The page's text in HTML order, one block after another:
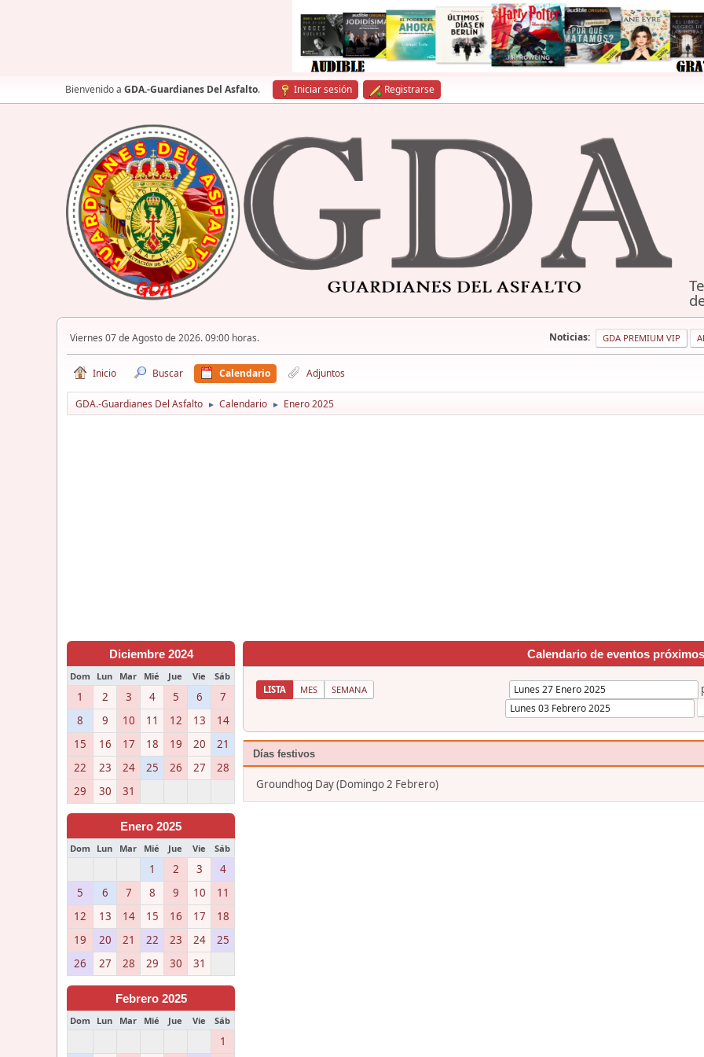
Bienvenido a GDA.-Guardianes Del Asfalto. Iniciar sesión Registrarse
Viernes 07 de Agosto de 2026. 09:00 horas. Noticias: GDA PREMIUM VIP
Inicio Buscar Calendario Adjuntos
GDA.-Guardianes Del Asfalto ► Calendario ► Enero 2025
Diciembre 2024
Dom Lun Mar Mié Jue Vie Sáb
1 2 3 4 5 6
7
8
9 10 11 12 13
14
15
16 17 18 19 20
21
22
23 24 25 26 27
28
29
30 31
Enero 2025
Dom Lun Mar Mié Jue Vie Sáb
1 2 3
4
5
6 7 8 9 10
11
12
13 14 15 16 17
18
19
20 21 22 23 24
25
26
27 28 29 30 31
Febrero 2025
Dom Lun Mar Mié Jue Vie Sáb
1
Calendario de eventos próximos
LISTA MES SEMANA
Días festivos
Groundhog Day (Domingo 2 Febrero)